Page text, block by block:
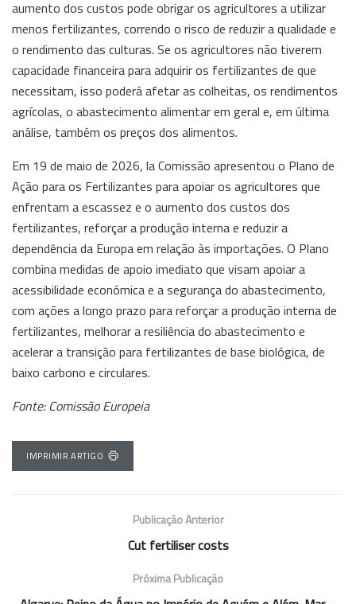
aumento dos custos pode obrigar os agricultores a utilizar
menos fertilizantes, correndo o risco de reduzir a qualidade e
o rendimento das culturas. Se os agricultores não tiverem
capacidade financeira para adquirir os fertilizantes de que
necessitam, isso poderá afetar as colheitas, os rendimentos
agrícolas, o abastecimento alimentar em geral e, em última
análise, também os preços dos alimentos.
Em 19 de maio de 2026, la Comissão apresentou o Plano de
Ação para os Fertilizantes para apoiar os agricultores que
enfrentam a escassez e o aumento dos custos dos
fertilizantes, reforçar a produção interna e reduzir a
dependência da Europa em relação às importações. O Plano
combina medidas de apoio imediato que visam apoiar a
acessibilidade económica e a segurança do abastecimento,
com ações a longo prazo para reforçar a produção interna de
fertilizantes, melhorar a resiliência do abastecimento e
acelerar a transição para fertilizantes de base biológica, de
baixo carbono e circulares.
Fonte: Comissão Europeia
IMPRIMIR ARTIGO
Publicação Anterior
Cut fertiliser costs
Próxima Publicação